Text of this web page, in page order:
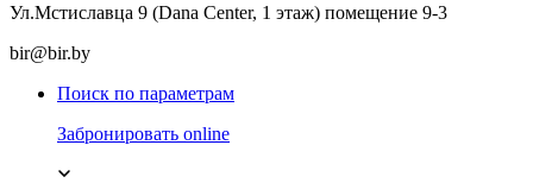
Ул.Мстиславца 9 (Dana Center, 1 этаж) помещение 9-3
bir@bir.by
Поиск по параметрам
Забронировать online